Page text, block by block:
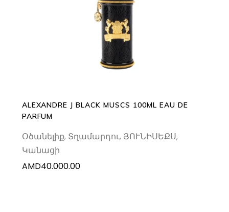
ADD TO CART
ALEXANDRE J BLACK MUSCS 100ML EAU DE
PARFUM
Օծանելիք, Տղամարդու, ՅՈՒՆԻՍԵՔՍ,
Կանացի
AMD40.000.00